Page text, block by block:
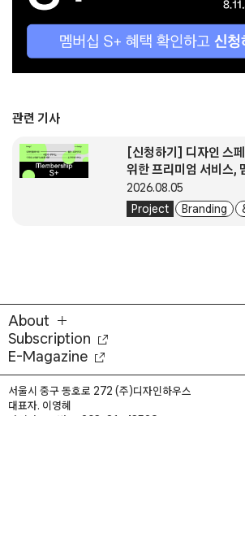
클라이언트세종문화회관
우오스튜디오(대표 강태구)